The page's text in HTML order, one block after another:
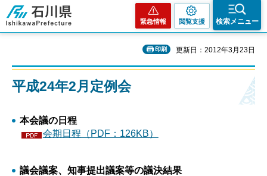
石川県
緊急情報 閲覧支援 検索メニュー
印刷 更新日：2012年3月23日
平成24年2月定例会
本会議の日程
会期日程（PDF：126KB）
議会議案、知事提出議案等の議決結果